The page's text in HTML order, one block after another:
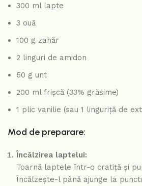
300 ml lapte
3 ouă
100 g zahăr
2 linguri de amidon
50 g unt
200 ml frișcă (33% grăsime)
1 plic vanilie (sau 1 linguriță de
Mod de preparare:
Încălzirea laptelui:
Toarnă laptele într-o cratiță și
Încălzește-l până ajunge la